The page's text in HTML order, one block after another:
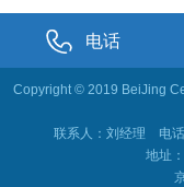
电话
Copyright © 2019 BeiJing
联系人：刘经理
电
地址